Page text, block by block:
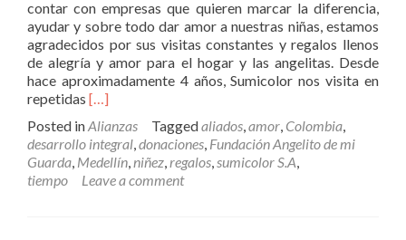
contar con empresas que quieren marcar la diferencia,
ayudar y sobre todo dar amor a nuestras niñas, estamos
agradecidos por sus visitas constantes y regalos llenos
de alegría y amor para el hogar y las angelitas. Desde
hace aproximadamente 4 años, Sumicolor nos visita en
repetidas Read
about
Sumicolor,
un
visitante
[…]
Posted inAlianzas Taggedaliados,amor, Colombia,
desarrollo integral,donaciones, Fundación Angelito de mi
Guarda, Medellín,niñez,regalos,sumicolor S.A,
tiempo
Leave a comment